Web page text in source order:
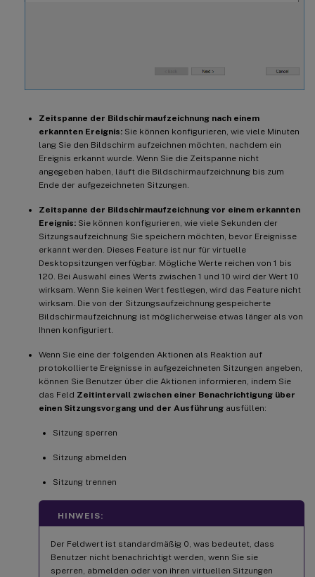
Zeitspanne der Bildschirmaufzeichnung nach einem
erkannten Ereignis: Sie können konfigurieren, wie viele Minuten
lang Sie den Bildschirm aufzeichnen möchten, nachdem ein
Ereignis erkannt wurde. Wenn Sie die Zeitspanne nicht
angegeben haben, läuft die Bildschirmaufzeichnung bis zum
Ende der aufgezeichneten Sitzungen.
Zeitspanne der Bildschirmaufzeichnung vor einem erkannten
Ereignis: Sie können konfigurieren, wie viele Sekunden der
Sitzungsaufzeichnung Sie speichern möchten, bevor Ereignisse
erkannt werden. Dieses Feature ist nur für virtuelle
Desktopsitzungen verfügbar. Mögliche Werte reichen von 1 bis
120. Bei Auswahl eines Werts zwischen 1 und 10 wird der Wert 10
wirksam. Wenn Sie keinen Wert festlegen, wird das Feature nicht
wirksam. Die von der Sitzungsaufzeichnung gespeicherte
Bildschirmaufzeichnung ist möglicherweise etwas länger als von
Ihnen konfiguriert.
Wenn Sie eine der folgenden Aktionen als Reaktion auf
protokollierte Ereignisse in aufgezeichneten Sitzungen angeben,
können Sie Benutzer über die Aktionen informieren, indem Sie
das Feld Zeitintervall zwischen einer Benachrichtigung über
einen Sitzungsvorgang und der Ausführung ausfüllen:
Sitzung sperren
Sitzung abmelden
Sitzung trennen
HINWEIS:
Der Feldwert ist standardmäßig 0, was bedeutet, dass
Benutzer nicht benachrichtigt werden, wenn Sie sie
sperren, abmelden oder von ihren virtuellen Sitzungen